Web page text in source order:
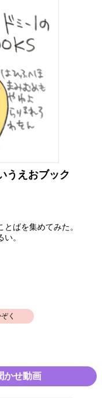
うえおブック
ばを集めてみた。
。
く
かせ動画